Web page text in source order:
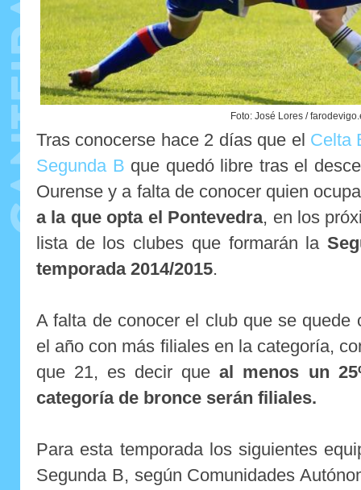
Foto: José Lores /
Tras conocerse hace 2 días que el Celta
Segunda B que quedó libre tras el
Ourense y a falta de conocer quien
a la que opta el Pontevedra, en los
lista de los clubes que formarán la
temporada 2014/2015.
A falta de conocer el club que se quede
el año con más filiales en la categoría,
que 21, es decir queal menos un
categoría de bronce serán filiales.
Para esta temporada los siguientes
Segunda B, según Comunidades